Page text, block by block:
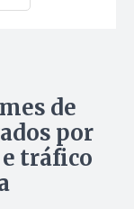
de
por
tráfico